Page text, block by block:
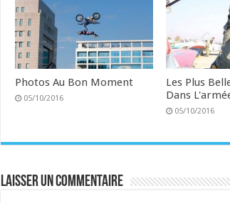
Photos Au Bon Moment
05/10/2016
Les Plus
Dans
05/10/2016
Laisser un commentaire